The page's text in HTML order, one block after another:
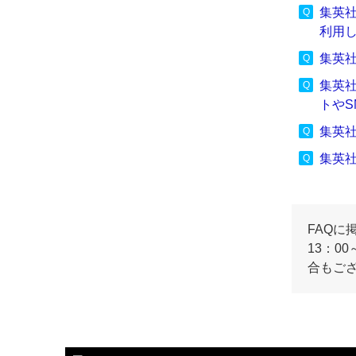
集英
利用
集英
集英
トや
集英
集英
FAQに
13：00
合もご